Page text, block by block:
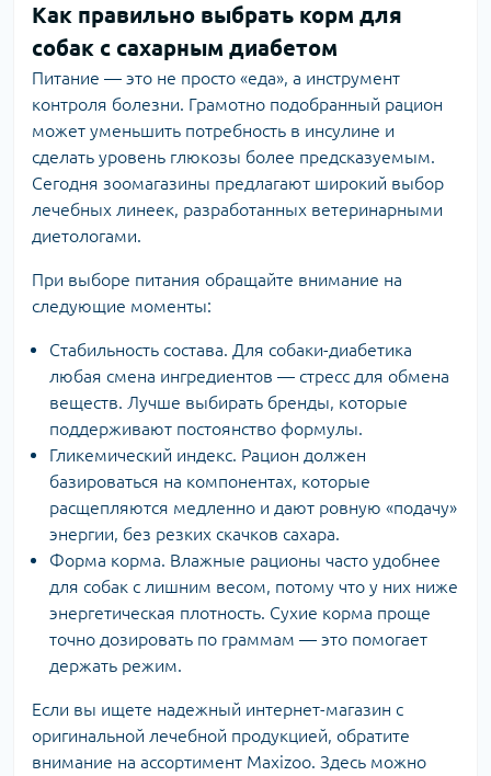
Как правильно выбрать корм для
собак с сахарным диабетом
Питание — это не просто «еда», а инструмент
контроля болезни. Грамотно подобранный рацион
может уменьшить потребность в инсулине и
сделать уровень глюкозы более предсказуемым.
Сегодня зоомагазины предлагают широкий выбор
лечебных линеек, разработанных ветеринарными
диетологами.
При выборе питания обращайте внимание на
следующие моменты:
Стабильность состава. Для собаки-диабетика
любая смена ингредиентов — стресс для обмена
веществ. Лучше выбирать бренды, которые
поддерживают постоянство формулы.
Гликемический индекс. Рацион должен
базироваться на компонентах, которые
расщепляются медленно и дают ровную «подачу»
энергии, без резких скачков сахара.
Форма корма. Влажные рационы часто удобнее
для собак с лишним весом, потому что у них ниже
энергетическая плотность. Сухие корма проще
точно дозировать по граммам — это помогает
держать режим.
Если вы ищете надежный интернет-магазин с
оригинальной лечебной продукцией, обратите
внимание на ассортимент Maxizoo. Здесь можно